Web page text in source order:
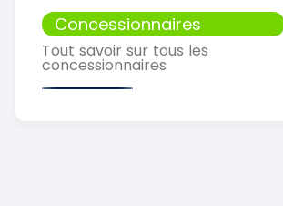
Concessionnaires
Tout savoir sur tous les
concessionnaires